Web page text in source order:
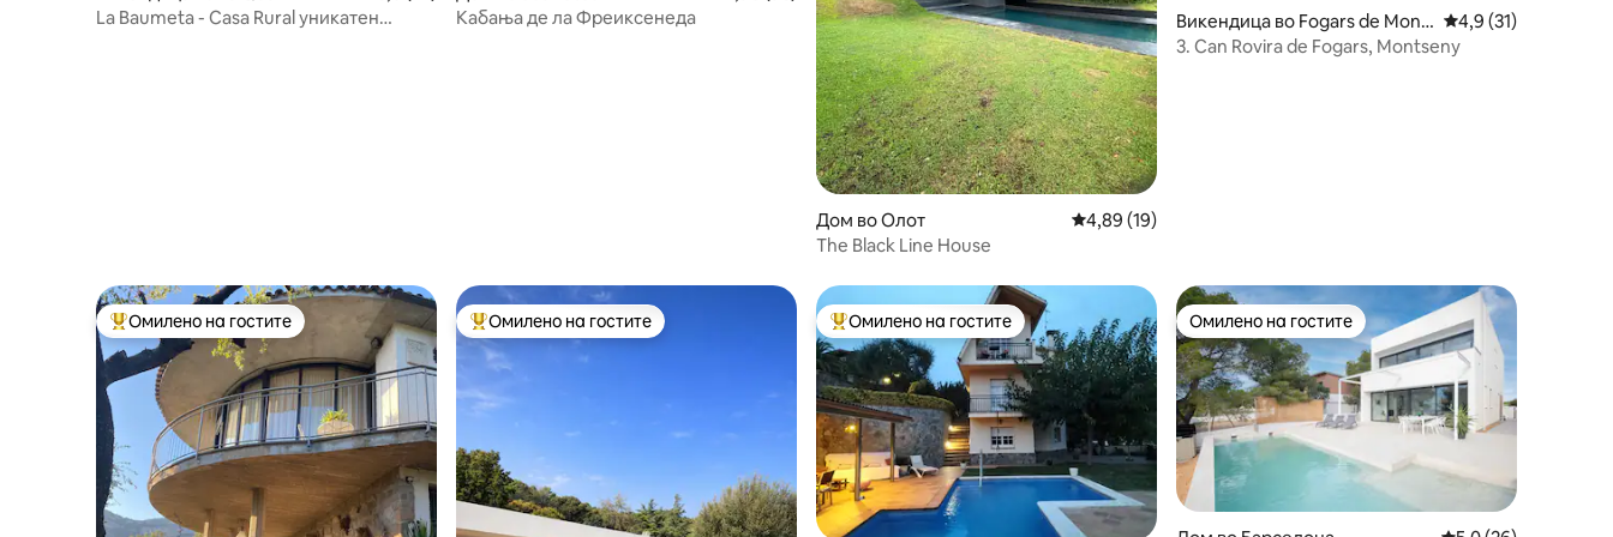
La Baumeta - Casa Rural уникатен
Кабања де ла Фреиксенеда
Дом во Олот Просечна оцена: 4,89 од 5, 19 рецензии
4,89 (19)
The Black Line House
Викендица во Fogars de Mont
clús
Просечна оцена:
4,9 (31)
3. Can Rovira de Fogars, Montseny
Меѓу најуспешните „Омилени на гостите“
Омилено на гостите Меѓу најуспешните „Омилени на гостите“
Омилено на гостите Меѓу најуспешните „Омилени на гостите“
Омилено на гостите Омилено на гостите
Омилено на гостите